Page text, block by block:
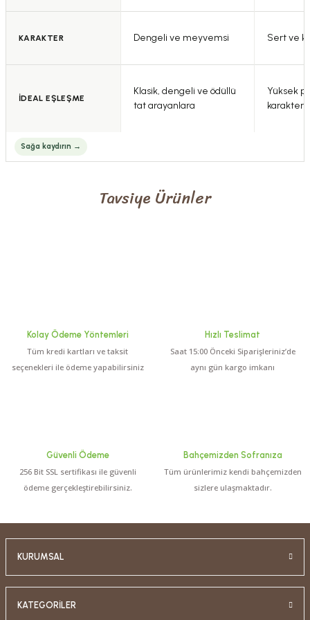
KARAKTER Dengeli ve meyvemsi Sert ve
İDEAL EŞLEŞME
Klasik, dengeli ve ödüllü
tat arayanlara
Yüksek
karakter
Tavsiye Ürünler
%5 0.0 Puan - 0 Yorum
Kolay Ödeme Yöntemleri
Tüm kredi kartları ve taksit
seçenekleri ile ödeme yapabilirsiniz
Hızlı Teslimat
Saat 15:00 Önceki Siparişleriniz’de
aynı gün kargo imkanı
Güvenli Ödeme
256 Bit SSL sertifikası ile güvenli
ödeme gerçekleştirebilirsiniz.
Bahçemizden Sofranıza
Tüm ürünlerimiz kendi bahçemizden
sizlere ulaşmaktadır.
KURUMSAL
KATEGORİLER